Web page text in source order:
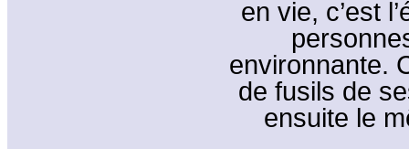
en vie, c’est
environnante.
de fusils de
ensuite le